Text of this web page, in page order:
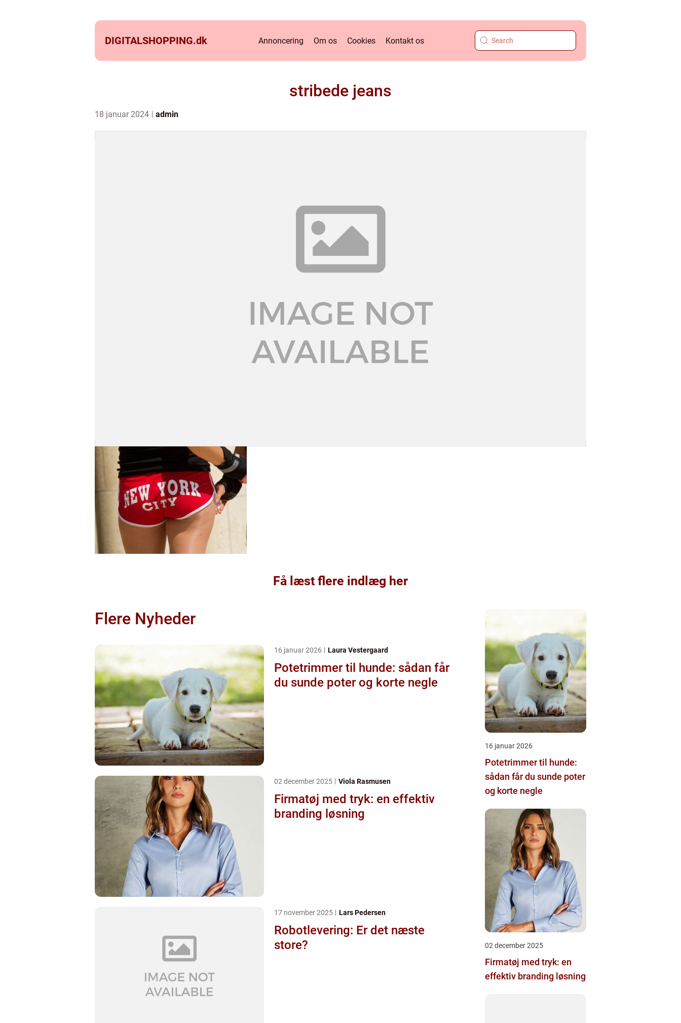
DIGITALSHOPPING.dk Annoncering Om os Cookies Kontakt os
stribede jeans
18 januar 2024 admin
Få læst flere indlæg her
Flere Nyheder
16 januar 2026 Laura Vestergaard
Potetrimmer til hunde: sådan får
du sunde poter og korte negle
02 december 2025 Viola Rasmusen
Firmatøj med tryk: en effektiv
branding løsning
17 november 2025 Lars Pedersen
Robotlevering: Er det næste
store?
16 januar 2026
Potetrimmer til hunde:
sådan får du sunde poter
og korte negle
02 december 2025
Firmatøj med tryk: en
effektiv branding løsning